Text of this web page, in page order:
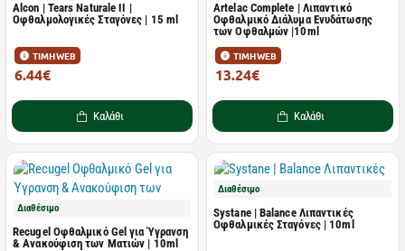
Alcon | Tears Naturale II |
Οφθαλμολογικές Σταγόνες | 15 ml
ΤΙΜΗ WEB
6.44€
Καλάθι
Artelac Complete | Λιπαντικό
Οφθαλμικό Διάλυμα Ενυδάτωσης
των Οφθαλμών |10ml
ΤΙΜΗ WEB
13.24€
Καλάθι
Διαθέσιμο
Recugel Οφθαλμικό Gel για Ύγρανση
& Ανακούφιση των Ματιών | 10ml
Διαθέσιμο
Systane | Balance Λιπαντικές
Οφθαλμικές Σταγόνες | 10ml